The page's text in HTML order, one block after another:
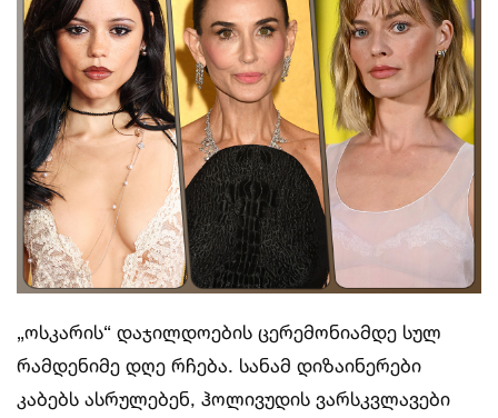
„ოსკარის“ დაჯილდოების ცერემონიამდე სულ
რამდენიმე დღე რჩება. სანამ დიზაინერები
კაბებს ასრულებენ, ჰოლივუდის ვარსკვლავები